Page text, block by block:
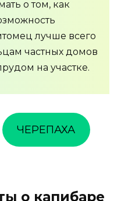
о том, как
лучше всего
частных домов
на участке.
ЧЕРЕПАХА
о капибаре